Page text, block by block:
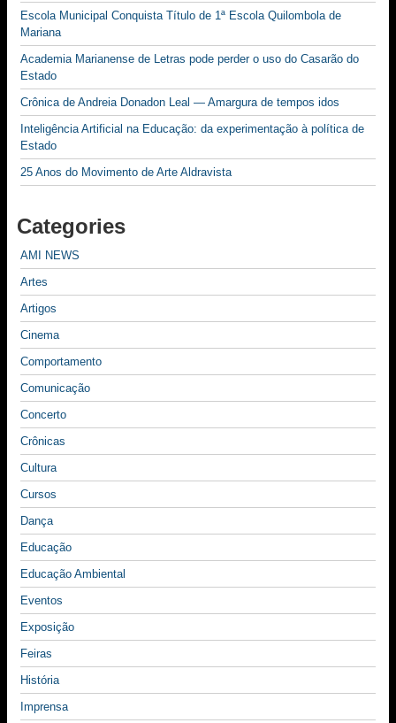
Escola Municipal Conquista Título de 1ª Escola Quilombola de
Mariana
Academia Marianense de Letras pode perder o uso do Casarão do
Estado
Crônica de Andreia Donadon Leal — Amargura de tempos idos
Inteligência Artificial na Educação: da experimentação à política de
Estado
25 Anos do Movimento de Arte Aldravista
Categories
AMI NEWS
Artes
Artigos
Cinema
Comportamento
Comunicação
Concerto
Crônicas
Cultura
Cursos
Dança
Educação
Educação Ambiental
Eventos
Exposição
Feiras
História
Imprensa